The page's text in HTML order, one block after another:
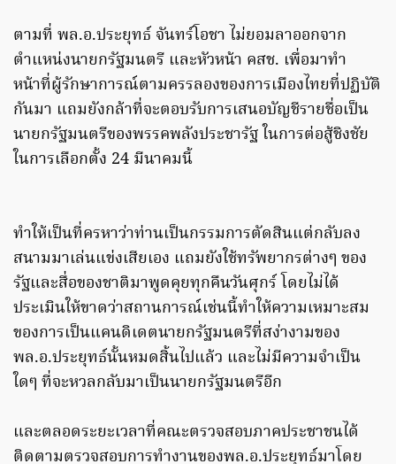
ตามที่ พล.อ.ประยุทธ์ จันทร์โอชา ไม่ยอมลาออกจาก
ตำแหน่งนายกรัฐมนตรี และหัวหน้า คสช. เพื่อมาทำ
หน้าที่ผู้รักษาการณ์ตามครรลองของการเมืองไทยที่ปฏิบัติ
กันมา แถมยังกล้าที่จะตอบรับการเสนอบัญชีรายชื่อเป็น
นายกรัฐมนตรีของพรรคพลังประชารัฐ ในการต่อสู้ชิงชัย
ในการเลือกตั้ง 24 มีนาคมนี้
ทำให้เป็นที่ครหาว่าท่านเป็นกรรมการตัดสินแต่กลับลง
สนามมาเล่นแข่งเสียเอง แถมยังใช้ทรัพยากรต่างๆ ของ
รัฐและสื่อของชาติมาพูดคุยทุกคืนวันศุกร์ โดยไม่ได้
ประเมินให้ขาดว่าสถานการณ์เช่นนี้ทำให้ความเหมาะสม
ของการเป็นแคนดิเดตนายกรัฐมนตรีที่สง่างามของ
พล.อ.ประยุทธ์นั้นหมดสิ้นไปแล้ว และไม่มีความจำเป็น
ใดๆ ที่จะหวลกลับมาเป็นนายกรัฐมนตรีอีก
และตลอดระยะเวลาที่คณะตรวจสอบภาคประชาชนได้
ติดตามตรวจสอบการทำงานของพล.อ.ประยุทธ์มาโดย